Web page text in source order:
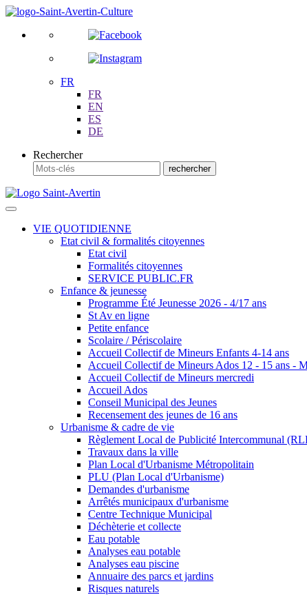
FR
FR
EN
ES
DE
Rechercher
VIE QUOTIDIENNE
Etat civil & formalités citoyennes
Etat civil
Formalités citoyennes
SERVICE PUBLIC.FR
Enfance & jeunesse
Programme Été Jeunesse 2026 - 4/17 ans
St Av en ligne
Petite enfance
Scolaire / Périscolaire
Accueil Collectif de Mineurs Enfants 4-14 ans
Accueil Collectif de Mineurs Ados 12 - 15 ans -
Accueil Collectif de Mineurs mercredi
Accueil Ados
Conseil Municipal des Jeunes
Recensement des jeunes de 16 ans
Urbanisme & cadre de vie
Règlement Local de Publicité Intercommunal
Travaux dans la ville
Plan Local d'Urbanisme Métropolitain
PLU (Plan Local d'Urbanisme)
Demandes d'urbanisme
Arrêtés municipaux d'urbanisme
Centre Technique Municipal
Déchèterie et collecte
Eau potable
Analyses eau potable
Analyses eau piscine
Annuaire des parcs et jardins
Risques naturels